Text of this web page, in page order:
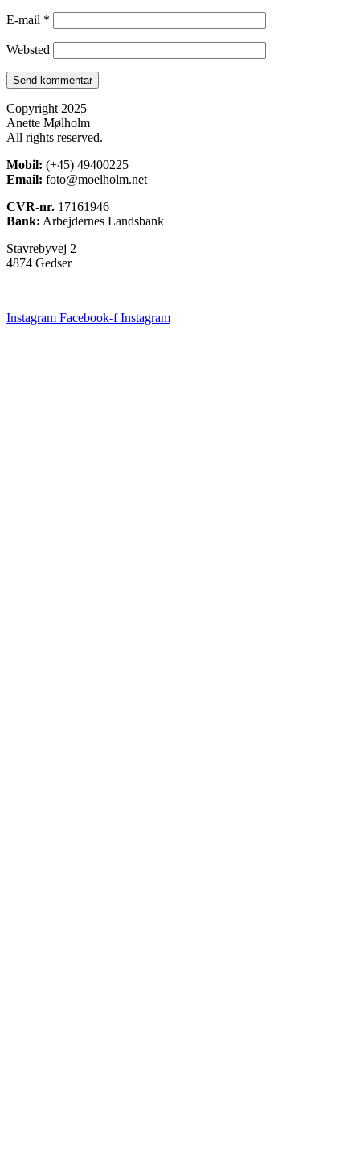
E-mail *
Websted
Copyright 2025
Anette Mølholm
All rights reserved.
Mobil: (+45) 49400225
Email: foto@moelholm.net
CVR-nr. 17161946
Bank: Arbejdernes Landsbank
Stavrebyvej 2
4874 Gedser
Instagram Facebook-f Instagram